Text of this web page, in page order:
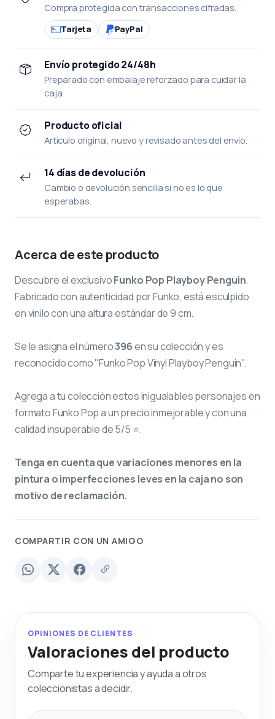
Compra protegida con transacciones cifradas.
Tarjeta PayPal
Envío protegido 24/48h
Preparado con embalaje reforzado para cuidar la
caja.
Producto oficial
Artículo original, nuevo y revisado antes del envío.
14 días de devolución
Cambio o devolución sencilla si no es lo que
esperabas.
Acerca de este producto
Descubre el exclusivoFunko Pop Playboy Penguin.
Fabricado con autenticidad por Funko, está esculpido
en vinilo con una altura estándar de 9 cm.
Se le asigna el número396en su colección y es
reconocido como "Funko Pop Vinyl Playboy Penguin".
Agrega a tu colección estos inigualables personajes en
formato Funko Pop a un precio inmejorable y con una
calidad insuperable de 5/5 ⭐.
Tenga en cuenta que variaciones menores en la
pintura o imperfecciones leves en la caja no son
motivo de reclamación.
COMPARTIR CON UN AMIGO
OPINIONES DE CLIENTES
Valoraciones del producto
Comparte tu experiencia y ayuda a otros
coleccionistas a decidir.